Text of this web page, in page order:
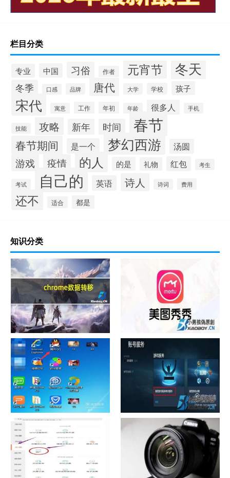
栏目分类
专业 中国 习俗 作者 元宵节 冬天
冬季 口感 品牌 唐代 大学 学校 孩子
宋代 寓意 工作 年初 年龄 很多人 手机
技能 攻略 新年 时间 春节
春节期间 是一个 梦幻西游 汤圆
游戏 疫情 的人 的是 礼物 红包 考生
考试 自己的 英语 诗人 诗词 费用
还不 适合 都是
知识分类
chrome数据转移 怎样给照片换背景
如何看认识QQ好友具体多少天
了
战网怎么修改昵称？